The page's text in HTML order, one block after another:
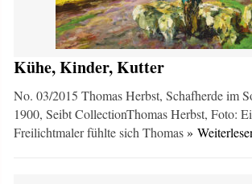
Kühe, Kinder, Kutter
No. 03/2015 Thomas Herbst, Schafherde im
1900, Seibt CollectionThomas Herbst, Foto:
Freilichtmaler fühlte sich Thomas»